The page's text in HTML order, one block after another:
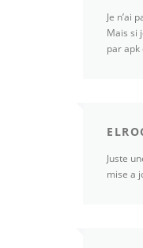
Je n’ai
Mais si
par apk
Juste
mise a